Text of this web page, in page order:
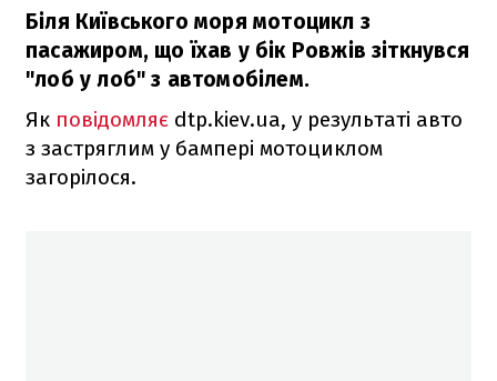
Біля Київського моря мотоцикл з
пасажиром, що їхав у бік Ровжів зіткнувся
"лоб у лоб" з автомобілем.
Як повідомляє dtp.kiev.ua, у результаті авто
з застряглим у бампері мотоциклом
загорілося.